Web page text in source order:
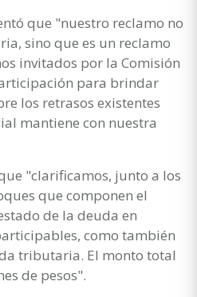
que "nuestro reclamo no
sino que es un reclamo
invitados por la Comisión
para brindar
los retrasos existentes
mantiene con nuestra
"clarificamos, junto a los
que componen el
de la deuda en
como también
tributaria. El monto total
de pesos".